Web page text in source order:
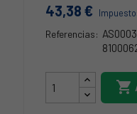
43,38 €
Referencias:
